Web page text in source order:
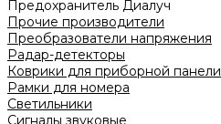
Предохранитель Диалуч
Прочие производители
Преобразователи напряжения
Радар-детекторы
Коврики для приборной панели
Рамки для номера
Светильники
Сигналы звуковые